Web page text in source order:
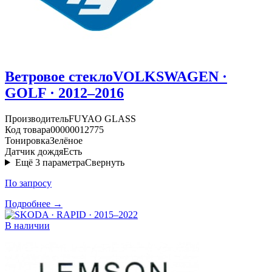
Ветровое стеклоVOLKSWAGEN ·
GOLF · 2012–2016
ПроизводительFUYAO GLASS
Код товара00000012775
ТонировкаЗелёное
Датчик дождяЕсть
Ещё 3 параметраСвернуть
По запросу
Подробнее →
В наличии